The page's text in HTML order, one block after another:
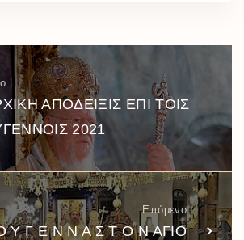
ΑΠΟΔΕΙΞΙΣ ΕΠΙ ΤΟΙΣ
2021
Επόμενο
Υ Γ Ε Ν Ν Α Σ Τ Ο Ν ΑΓΙΟ